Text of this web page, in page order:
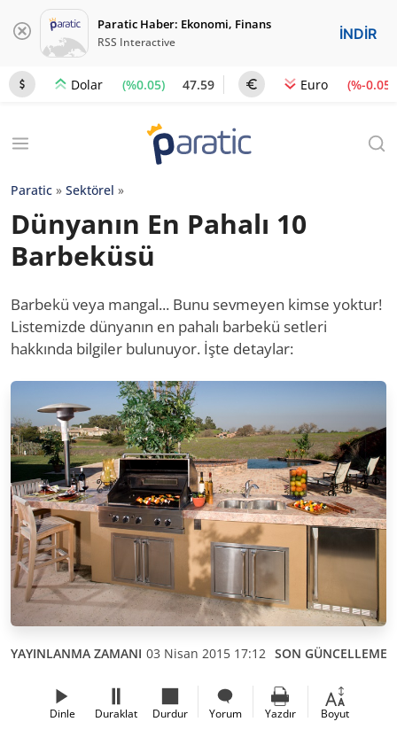
Paratic Haber: Ekonomi, Finans
RSS Interactive İNDİR
Dolar (%0.05) 47.59 Euro (%-0.05)
Paratic » Sektörel »
Dünyanın En Pahalı 10
Barbeküsü
Barbekü veya mangal... Bunu sevmeyen kimse yoktur!
Listemizde dünyanın en pahalı barbekü setleri
hakkında bilgiler bulunuyor. İşte detaylar:
YAYINLANMA ZAMANI 03 Nisan 2015 17:12 SON GÜNCELLEME
Dinle Duraklat Durdur Yorum Yazdır Boyut